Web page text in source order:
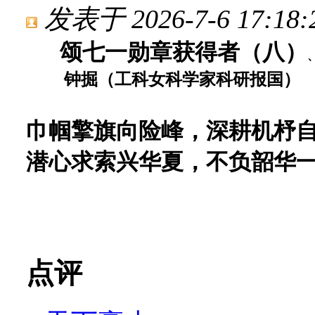
发表于 2026-7-6
颂七一勋章获得者（八）
钟掘（工科女科学家科研报国）
巾帼擎旗向险峰，深耕机杼
潜心求索兴华夏，不负韶华
点评